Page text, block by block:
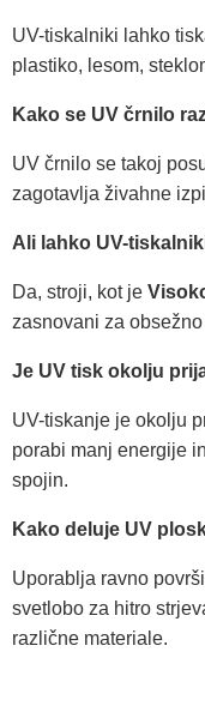
UV-tiskalniki lahko
plastiko, lesom,
Kako se UV črnilo
UV črnilo se takoj
zagotavlja živahne
Ali lahko UV-
Da, stroji, kot je
zasnovani za
Je UV tisk okolju
UV-tiskanje je okolju
porabi manj energije
spojin.
Kako deluje UV
Uporablja ravno
svetlobo za hitro
različne materiale.